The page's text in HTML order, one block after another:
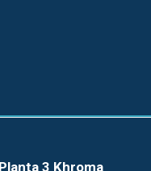
Planta 3 Khroma